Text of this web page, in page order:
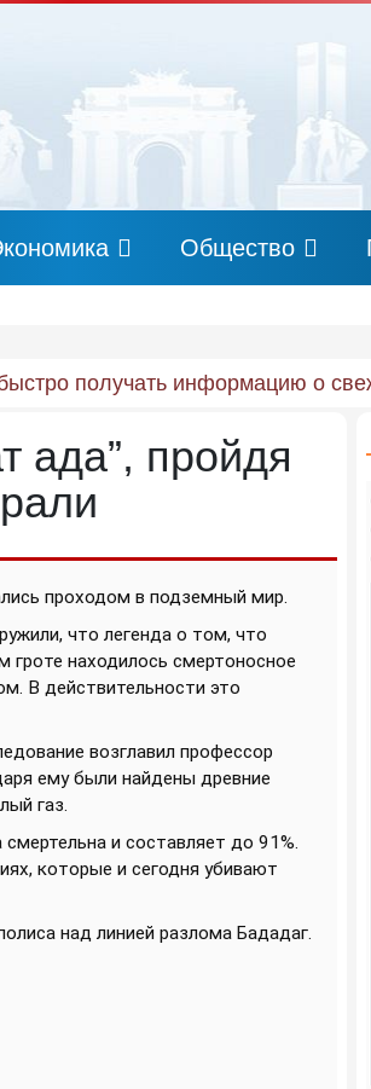
Общество
получать информацию о
ада”, пройдя
проходом в подземный мир.
что легенда о том, что
гроте находилось смертоносное
В действительности это
возглавил профессор
ему были найдены древние
газ.
и составляет до 91%.
которые и сегодня убивают
над линией разлома Бададаг.